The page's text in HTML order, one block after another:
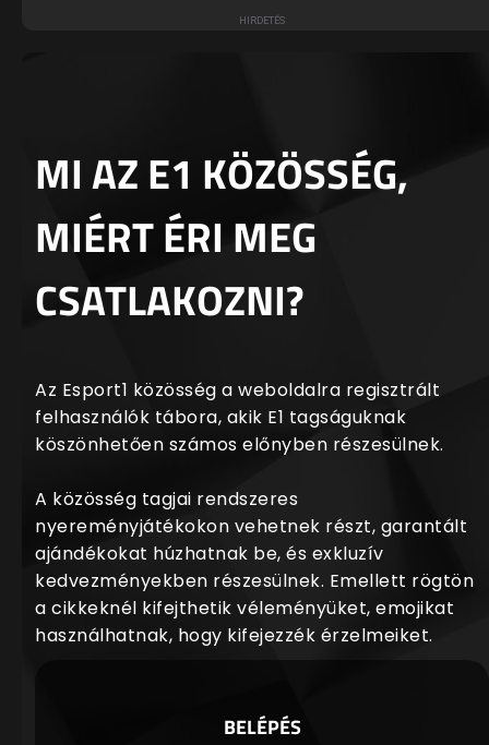
MI AZ E1 KÖZÖSSÉG,
MIÉRT ÉRI MEG
CSATLAKOZNI?
Az Esport1 közösség a weboldalra regisztrált
felhasználók tábora, akik E1 tagságuknak
köszönhetően számos előnyben részesülnek.
A közösség tagjai rendszeres
nyereményjátékokon vehetnek részt, garantált
ajándékokat húzhatnak be, és exkluzív
kedvezményekben részesülnek. Emellett rögtön
a cikkeknél kifejthetik véleményüket, emojikat
használhatnak, hogy kifejezzék érzelmeiket.
BELÉPÉS